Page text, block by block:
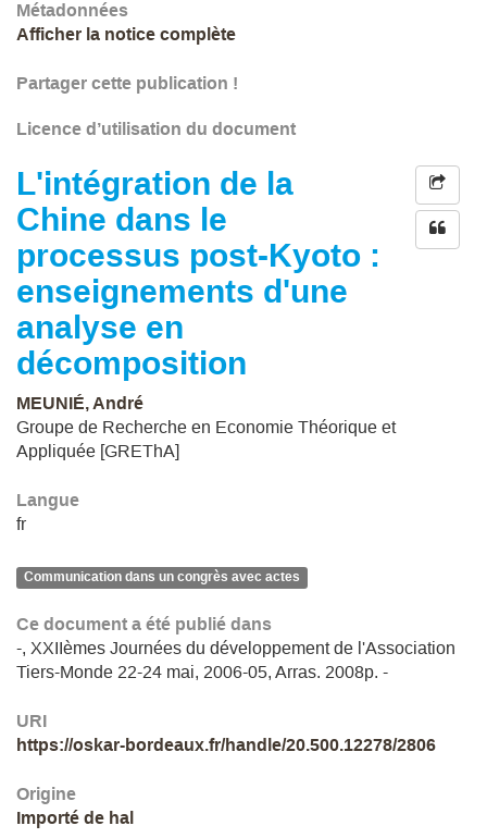
Métadonnées
Afficher la notice complète
Partager cette publication !
Licence d’utilisation du document
L'intégration de la
Chine dans le
processus post-Kyoto :
enseignements d'une
analyse en
décomposition
MEUNIÉ, André
Groupe de Recherche en Economie Théorique et
Appliquée [GREThA]
Langue
fr
Communication dans un congrès avec actes
Ce document a été publié dans
-, XXIIèmes Journées du développement de l'Association
Tiers-Monde 22-24 mai, 2006-05, Arras. 2008p. -
URI
https://oskar-bordeaux.fr/handle/20.500.12278/2806
Origine
Importé de hal